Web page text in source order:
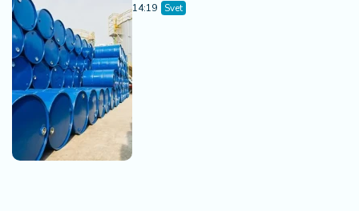
14:19 Svet